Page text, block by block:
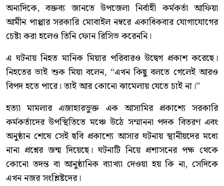
অন্যদিকে, বক্তব্য জানতে উপজেলা নির্বাহী কর্মকর্তা আফিয়া
আমীন পাপ্পার সরকারি মোবাইল নম্বরে একাধিকবার যোগাযোগের
চেষ্টা করা হলেও তিনি ফোন রিসিভ করেননি।
এ ঘটনায় নিহত মানিক মিয়ার পরিবারও উদ্বেগ প্রকাশ করেছে।
নিহতের ভাই শুক মিয়া বলেন, “এখন কিছু বলতে গেলেই আরও
বিপদ হতে পারে। তাই আর কোনো ঝামেলায় যেতে চাই না।”
হত্যা মামলার এজাহারভুক্ত এক আসামির প্রকাশ্যে সরকারি
কর্মকর্তাদের উপস্থিতিতে মঞ্চে উঠে সম্মাননা পদক বিতরণ এবং
অনুষ্ঠান শেষে সেই ছবি প্রকাশ্যে আসার ঘটনায় স্থানীয়দের মধ্যে
নানা প্রশ্নের জন্ম দিয়েছে। ঘটনাটি নিয়ে প্রশাসনের পক্ষ থেকে
কোনো তদন্ত বা আনুষ্ঠানিক ব্যাখ্যা দেওয়া হয় কি না, সেদিকে
এখন নজর সংশ্লিষ্টদের।